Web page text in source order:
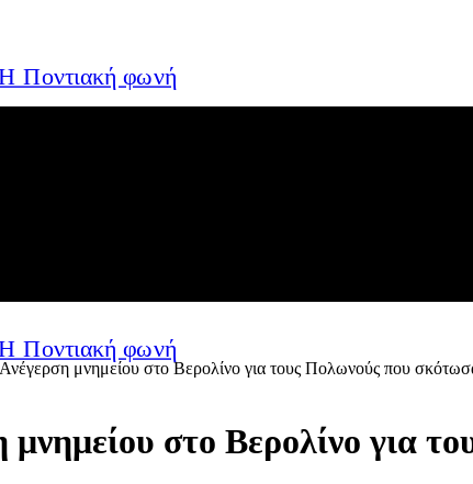
μνημείου στο Βερολίνο για τους Πολωνούς που
στο Βερολίνο για